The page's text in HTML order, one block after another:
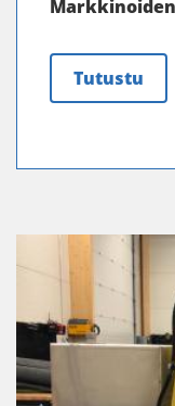
Tutustu